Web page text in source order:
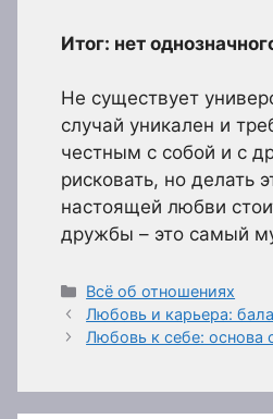
Итог: нет
Не существует
случай уникален и
честным с собой и с
рисковать, но делать
настоящей любви
дружбы – это самый
Рубрики
Всё об отношениях
Любовь и карьера:
Любовь к себе: основа